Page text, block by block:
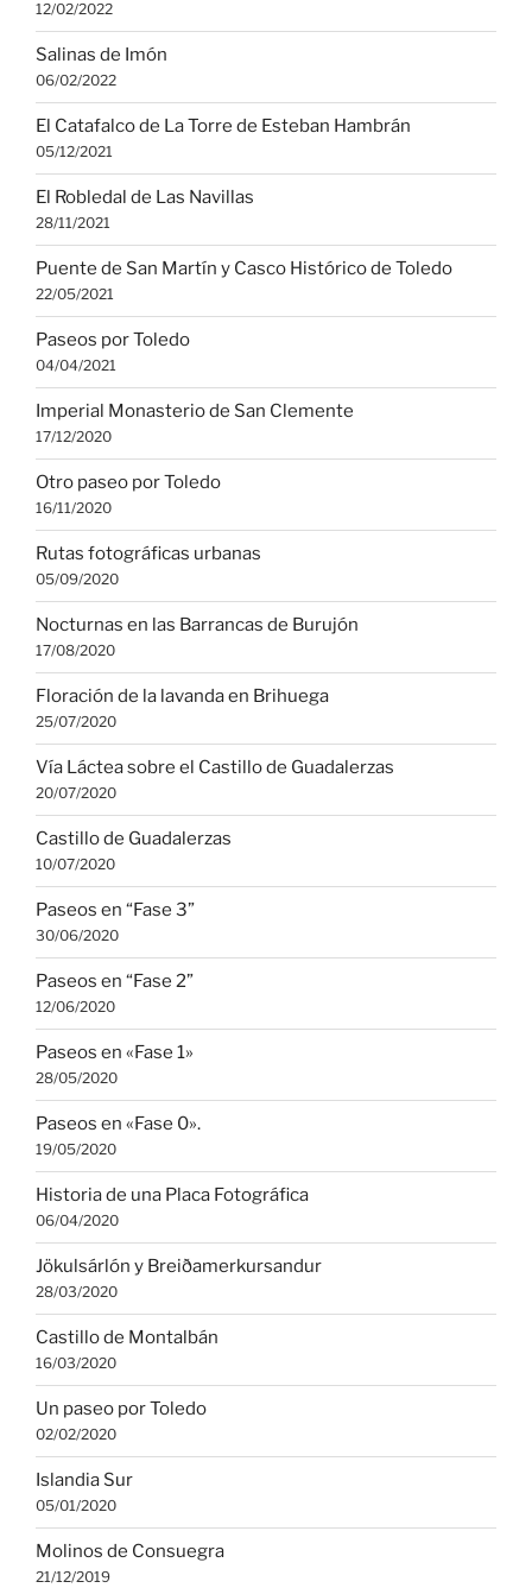
12/02/2022
Salinas de Imón
06/02/2022
El Catafalco de La Torre de Esteban Hambrán
05/12/2021
El Robledal de Las Navillas
28/11/2021
Puente de San Martín y Casco Histórico de Toledo
22/05/2021
Paseos por Toledo
04/04/2021
Imperial Monasterio de San Clemente
17/12/2020
Otro paseo por Toledo
16/11/2020
Rutas fotográficas urbanas
05/09/2020
Nocturnas en las Barrancas de Burujón
17/08/2020
Floración de la lavanda en Brihuega
25/07/2020
Vía Láctea sobre el Castillo de Guadalerzas
20/07/2020
Castillo de Guadalerzas
10/07/2020
Paseos en “Fase 3”
30/06/2020
Paseos en “Fase 2”
12/06/2020
Paseos en «Fase 1»
28/05/2020
Paseos en «Fase 0».
19/05/2020
Historia de una Placa Fotográfica
06/04/2020
Jökulsárlón y Breiðamerkursandur
28/03/2020
Castillo de Montalbán
16/03/2020
Un paseo por Toledo
02/02/2020
Islandia Sur
05/01/2020
Molinos de Consuegra
21/12/2019